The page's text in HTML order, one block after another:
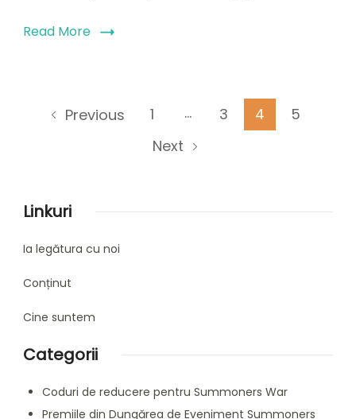
Read More
PostsPrevious Page
1 … Page
3 Page
4 Page
5
Next
Linkuri
Ia legătura cu noi
Conținut
Cine suntem
Categorii
Coduri de reducere pentru Summoners War
Premiile din Dungărea de Eveniment Summoners